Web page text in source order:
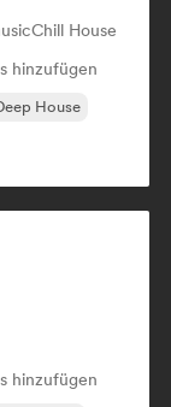
Chill House
hinzufügen
House
hinzufügen